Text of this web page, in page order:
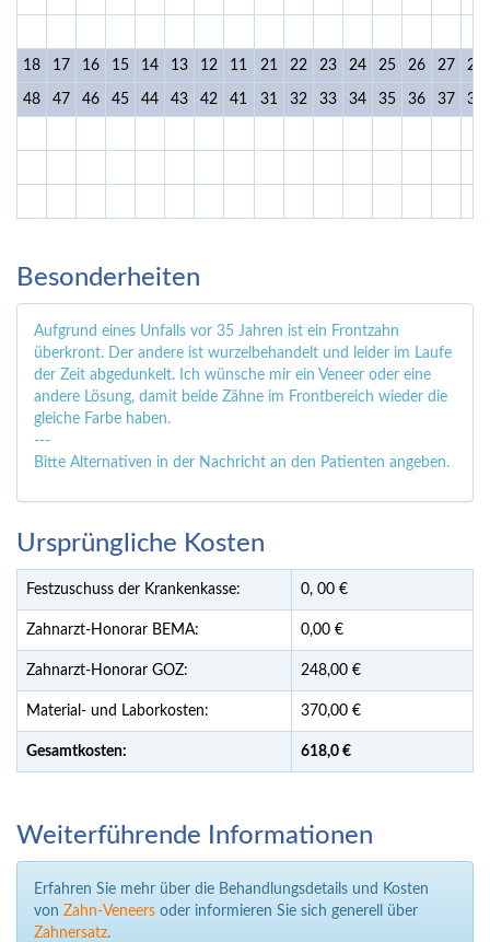
18 17 16 15 14 13 12 11 21 22 23 24 25 26 27 28
48 47 46 45 44 43 42 41 31 32 33 34 35 36 37 38
Besonderheiten
Aufgrund eines Unfalls vor 35 Jahren ist ein Frontzahn
überkront. Der andere ist wurzelbehandelt und leider im Laufe
der Zeit abgedunkelt. Ich wünsche mir ein Veneer oder eine
andere Lösung, damit beide Zähne im Frontbereich wieder die
gleiche Farbe haben.
---
Bitte Alternativen in der Nachricht an den Patienten angeben.
Ursprüngliche Kosten
Festzuschuss der Krankenkasse: 0, 00 €
Zahnarzt-Honorar BEMA: 0,00 €
Zahnarzt-Honorar GOZ: 248,00 €
Material- und Laborkosten: 370,00 €
Gesamtkosten: 618,0 €
Weiterführende Informationen
Erfahren Sie mehr über die Behandlungsdetails und Kosten
von Zahn-Veneers oder informieren Sie sich generell über
Zahnersatz.